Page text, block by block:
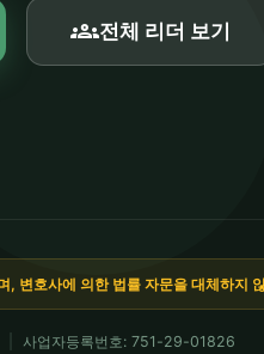
groups전체 리더 보기
, 변호사에 의한 법률 자문을 대체하지
사업자등록번호: 751-29-01826